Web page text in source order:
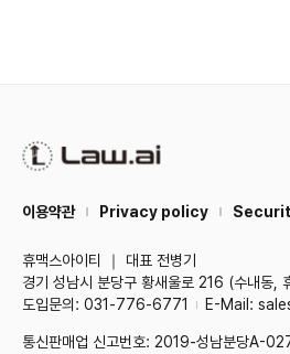
이용약관 Privacy policy
휴맥스아이티 ｜ 대표 전병기
경기 성남시 분당구 황새울로 216 (수내동,
도입문의: 031-776-6771
E-Mail:
통신판매업 신고번호: 2019-성남분당A-